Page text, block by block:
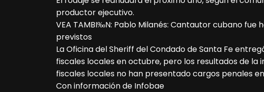
productor ejecutivo.
VEA TAMBI‰N: Pablo Milanés: Cantautor cubano fue
previstos
La Oficina del Sheriff del Condado de Santa Fe
fiscales locales en octubre, pero los resultados de la
fiscales locales no han presentado cargos penales
Con información de Infobae